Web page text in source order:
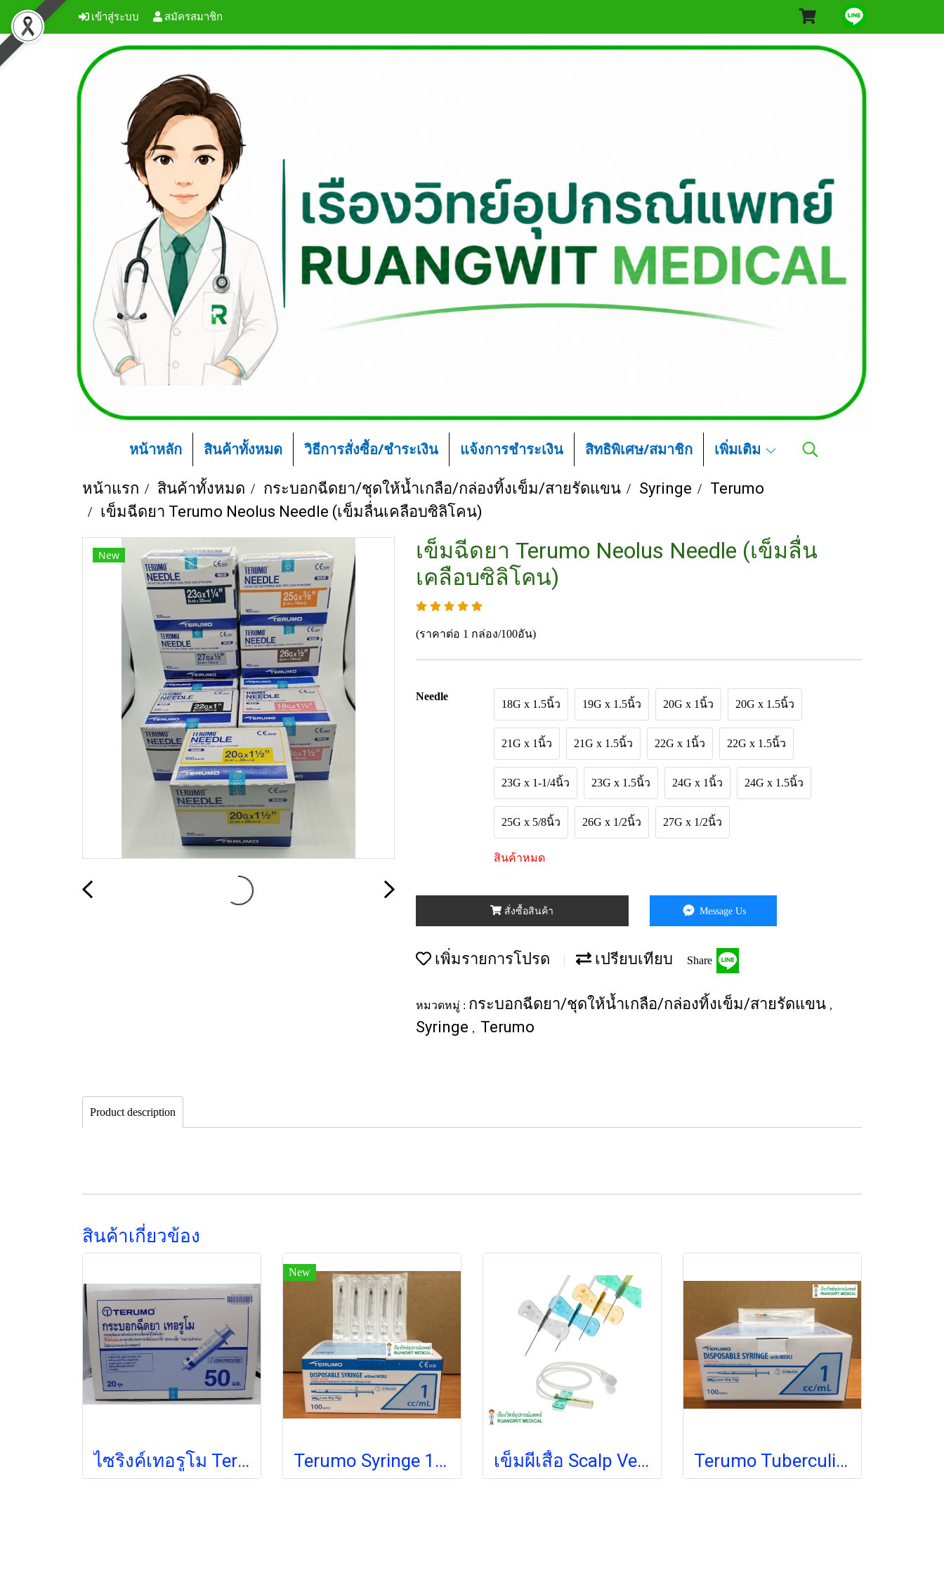
เข้าสู่ระบบ สมัครสมาชิก
หน้าหลัก สินค้าทั้งหมด วิธีการสั่งซื้อ/ชำระเงิน แจ้งการชำระเงิน สิทธิพิเศษ/สมาชิก เพิ่มเติม
หน้าแรก สินค้าทั้งหมด กระบอกฉีดยา/ชุดให้น้ำเกลือ/กล่องทิ้งเข็ม/สายรัดแขน Syringe
Terumo
เข็มฉีดยา Terumo Neolus Needle (เข็มลื่นเคลือบซิลิโคน)
New
เข็มฉีดยา Terumo Neolus Needle (เข็มลื่น
เคลือบซิลิโคน)
(ราคาต่อ 1 กล่อง/100อัน)
Needle
18G x 1.5นิ้ว 19G x 1.5นิ้ว 20G x 1นิ้ว 20G x 1.5นิ้ว
21G x 1นิ้ว 21G x 1.5นิ้ว 22G x 1นิ้ว 22G x 1.5นิ้ว
23G x 1-1/4นิ้ว 23G x 1.5นิ้ว 24G x 1นิ้ว 24G x 1.5นิ้ว
25G x 5/8นิ้ว 26G x 1/2นิ้ว 27G x 1/2นิ้ว
สินค้าหมด
สั่งซื้อสินค้า Message Us
เพิ่มรายการโปรด เปรียบเทียบ Share
หมวดหมู่ : กระบอกฉีดยา/ชุดให้น้ำเกลือ/กล่องทิ้งเข็ม/สายรัดแขน ,
Syringe , Terumo
Product description
สินค้าเกี่ยวข้อง
ไซริงค์เทอรูโม Terumo Syringe 50 mL หัวธรรมดา
New
Terumo Syringe 1 ml (low dead space) เข็มผีเสื้อ Scalp Vein TERUMO (Surflo Winged Infusion Set) Terumo Tuberculin Syringe 1ml 26Gx0.5นิ้ว